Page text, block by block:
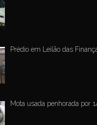
Prédio em Leilão das
Mota usada penhorada por